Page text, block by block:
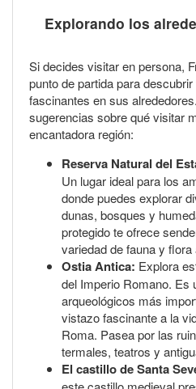
Explorando los
Si decides visitar en persona,
punto de partida para
fascinantes en sus
sugerencias sobre qué visitar
encantadora región:
Reserva Natural del
Un lugar ideal para los
donde puedes explorar
dunas, bosques y
protegido te ofrece
variedad de fauna y flora
Ostia Antica: Explora
del Imperio Romano. Es
arqueológicos más
vistazo fascinante a la
Roma. Pasea por las
termales, teatros y
El castillo de Santa